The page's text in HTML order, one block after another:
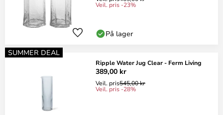
Veil. pris -23%
På lager
SUMMER DEAL
Ripple Water Jug Clear - Ferm Living
389,00 kr
Veil. pris545,00 kr
Veil. pris -28%